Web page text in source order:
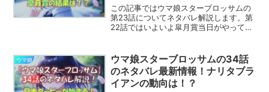
この記事ではウマ娘スターブロッサムの
第23話についてネタバレ解説します。第
22話ではいよいよ皐月賞当日がやってき
ロッサムのネタバレを含みます目次の後
から記事の本文が...
ウマ娘
ウマ娘スターブロッサムの34話
のネタバレ最新情報！ナリタブラ
イアンの動向は！？